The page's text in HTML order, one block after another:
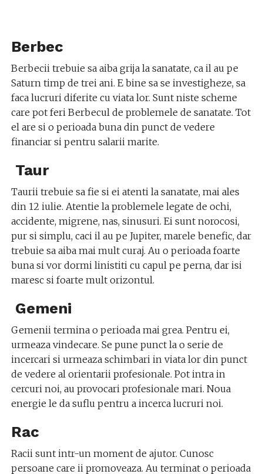
Berbec
Berbecii trebuie sa aiba grija la sanatate, ca il au pe
Saturn timp de trei ani. E bine sa se investigheze, sa
faca lucruri diferite cu viata lor. Sunt niste scheme
care pot feri Berbecul de problemele de sanatate. Tot
el are si o perioada buna din punct de vedere
financiar si pentru salarii marite.
Taur
Taurii trebuie sa fie si ei atenti la sanatate, mai ales
din 12 iulie. Atentie la problemele legate de ochi,
accidente, migrene, nas, sinusuri. Ei sunt norocosi,
pur si simplu, caci il au pe Jupiter, marele benefic, dar
trebuie sa aiba mai mult curaj. Au o perioada foarte
buna si vor dormi linistiti cu capul pe perna, dar isi
maresc si foarte mult orizontul.
Gemeni
Gemenii termina o perioada mai grea. Pentru ei,
urmeaza vindecare. Se pune punct la o serie de
incercari si urmeaza schimbari in viata lor din punct
de vedere al orientarii profesionale. Pot intra in
cercuri noi, au provocari profesionale mari. Noua
energie le da suflu pentru a incerca lucruri noi.
Rac
Racii sunt intr-un moment de ajutor. Cunosc
persoane care ii promoveaza. Au terminat o perioada